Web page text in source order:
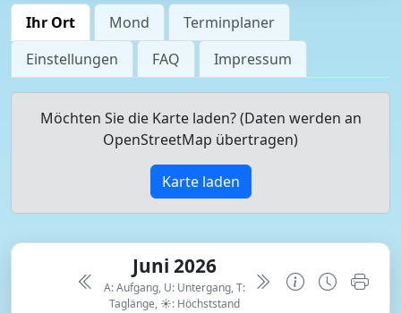
Ihr Ort Mond
Terminplaner
Einstellungen
FAQ Impressum
Möchten Sie die Karte laden? (Daten werden an
OpenStreetMap übertragen)
Karte laden
Juni 2026
A: Aufgang, U: Untergang, T:
Taglänge, ☀: Höchststand